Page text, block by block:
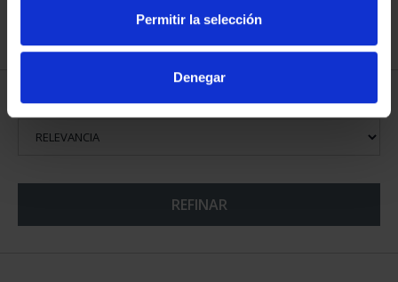
Permitir la selección
Denegar
ORDENAR POR:
REFINAR